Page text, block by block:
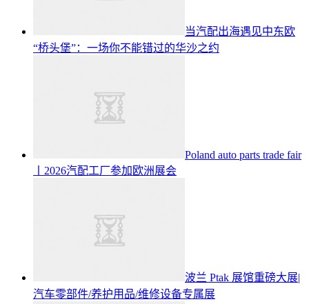
当汽配出海遇见中东欧
“桥头堡”：一场你不能错过的华沙之约
Poland auto parts trade fair
丨2026汽配工厂参加欧洲展会
波兰 Ptak 展馆重磅大展|
汽车零部件/养护用品/维修设备专属展